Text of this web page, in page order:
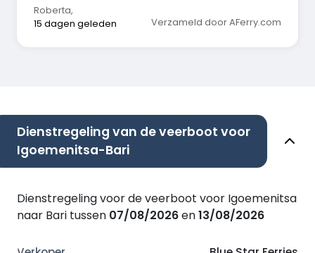
Roberta,
15 dagen geleden
Verzameld door AFerry.com
Dienstregeling van de veerboot voor
Igoemenitsa-Bari
Dienstregeling voor de veerboot voor Igoemenitsa
naar Bari tussen 07/08/2026en13/08/2026